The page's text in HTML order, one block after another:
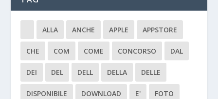
ALLA ANCHE APPLE APPSTORE
CHE COM COME CONCORSO DAL
DEI DEL DELL DELLA DELLE
DISPONIBILE DOWNLOAD E' FOTO